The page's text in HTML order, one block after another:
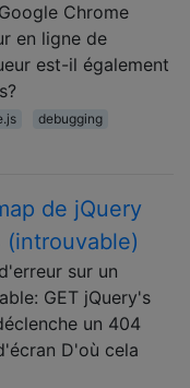
Chrome
en ligne de
est-il également
debugging
de jQuery
sur un
GET jQuery's
un 404
D'où cela